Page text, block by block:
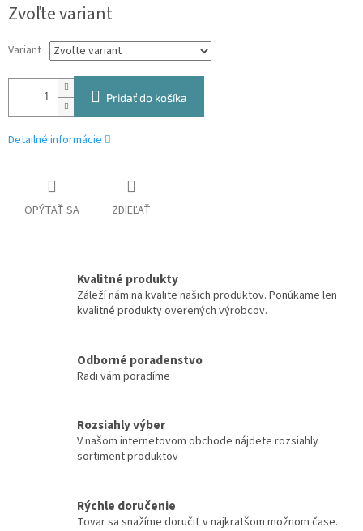
cena:
Zvoľte variant
Variant
Pridať do košíka
Detailné informácie
OPÝTAŤ SA ZDIEĽAŤ
Kvalitné produkty
Záleží nám na kvalite našich produktov. Ponúkame len
kvalitné produkty overených výrobcov.
Odborné poradenstvo
Radi vám poradíme
Rozsiahly výber
V našom internetovom obchode nájdete rozsiahly
sortiment produktov
Rýchle doručenie
Tovar sa snažíme doručiť v najkratšom možnom čase.